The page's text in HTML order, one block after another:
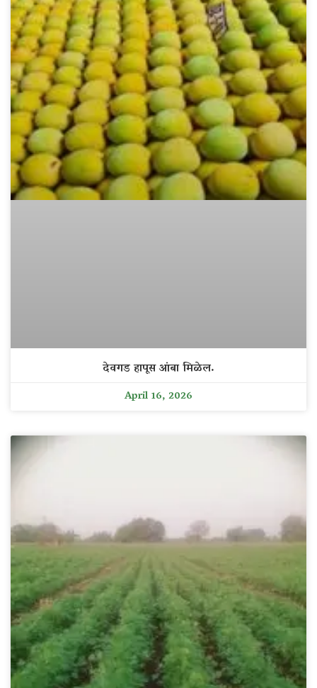
देवगड हापूस आंबा मिळेल.
April 16, 2026